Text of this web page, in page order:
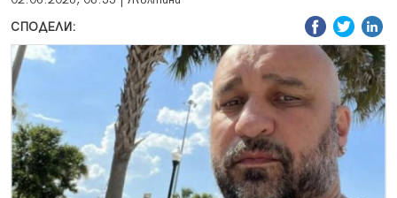
СПОДЕЛИ: